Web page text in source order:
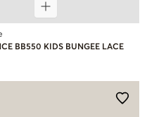
BB550 KIDS BUNGEE LACE